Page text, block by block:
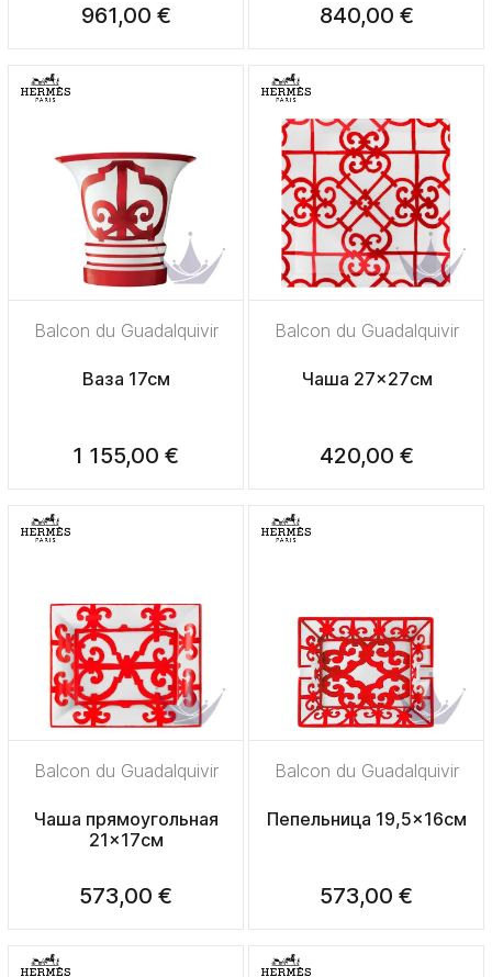
961,00 € 840,00 €
Balcon du Guadalquivir
Ваза 17см
1 155,00 €
Balcon du Guadalquivir
Чаша 27x27см
420,00 €
Balcon du Guadalquivir
Чаша прямоугольная
21x17см
573,00 €
Balcon du Guadalquivir
Пепельница 19,5x16см
573,00 €